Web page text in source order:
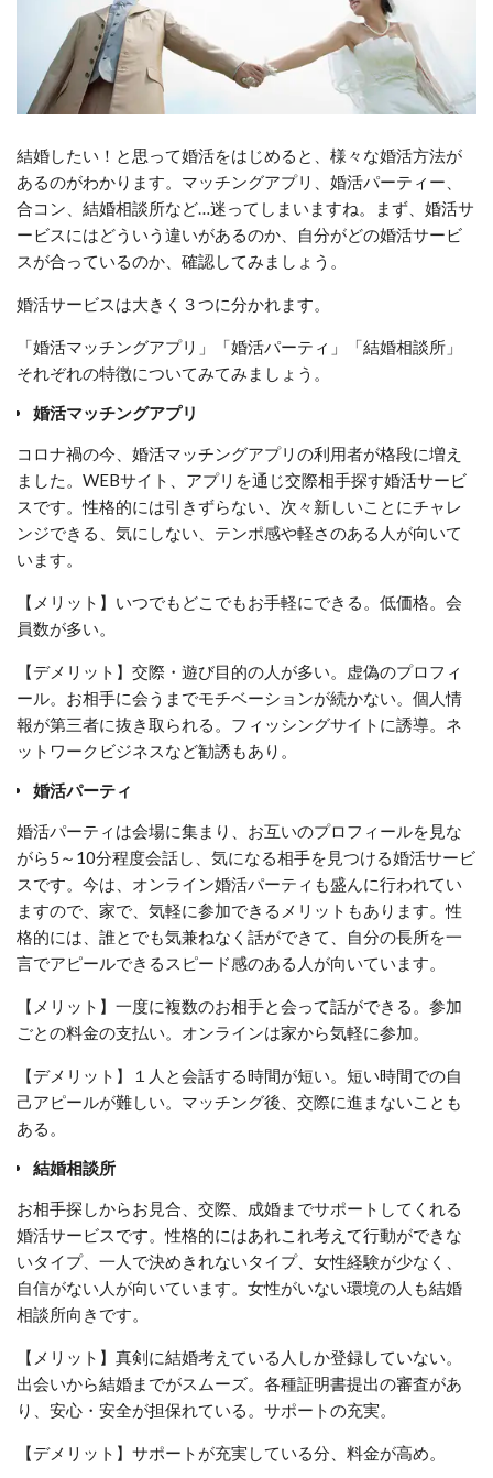
結婚したい！と思って婚活をはじめると、様々な婚活方法が
あるのがわかります。マッチングアプリ、婚活パーティー、
合コン、結婚相談所など…迷ってしまいますね。まず、婚活サ
ービスにはどういう違いがあるのか、自分がどの婚活サービ
スが合っているのか、確認してみましょう。
婚活サービスは大きく３つに分かれます。
「婚活マッチングアプリ」「婚活パーティ」「結婚相談所」
それぞれの特徴についてみてみましょう。
婚活マッチングアプリ
コロナ禍の今、婚活マッチングアプリの利用者が格段に増え
ました。WEBサイト、アプリを通じ交際相手探す婚活サービ
スです。性格的には引きずらない、次々新しいことにチャレ
ンジできる、気にしない、テンポ感や軽さのある人が向いて
います。
【メリット】いつでもどこでもお手軽にできる。低価格。会
員数が多い。
【デメリット】交際・遊び目的の人が多い。虚偽のプロフィ
ール。お相手に会うまでモチベーションが続かない。個人情
報が第三者に抜き取られる。フィッシングサイトに誘導。ネ
ットワークビジネスなど勧誘もあり。
婚活パーティ
婚活パーティは会場に集まり、お互いのプロフィールを見な
がら5～10分程度会話し、気になる相手を見つける婚活サービ
スです。今は、オンライン婚活パーティも盛んに行われてい
ますので、家で、気軽に参加できるメリットもあります。性
格的には、誰とでも気兼ねなく話ができて、自分の長所を一
言でアピールできるスピード感のある人が向いています。
【メリット】一度に複数のお相手と会って話ができる。参加
ごとの料金の支払い。オンラインは家から気軽に参加。
【デメリット】１人と会話する時間が短い。短い時間での自
己アピールが難しい。マッチング後、交際に進まないことも
ある。
結婚相談所
お相手探しからお見合、交際、成婚までサポートしてくれる
婚活サービスです。性格的にはあれこれ考えて行動ができな
いタイプ、一人で決めきれないタイプ、女性経験が少なく、
自信がない人が向いています。女性がいない環境の人も結婚
相談所向きです。
【メリット】真剣に結婚考えている人しか登録していない。
出会いから結婚までがスムーズ。各種証明書提出の審査があ
り、安心・安全が担保れている。サポートの充実。
【デメリット】サポートが充実している分、料金が高め。